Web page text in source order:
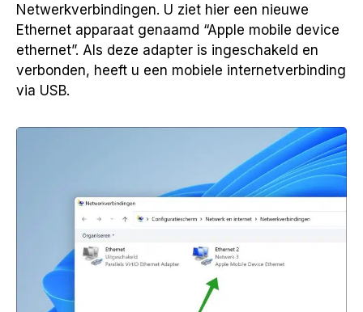
Netwerkverbindingen. U ziet hier een nieuwe
Ethernet apparaat genaamd “Apple mobile device
ethernet”. Als deze adapter is ingeschakeld en
verbonden, heeft u een mobiele internetverbinding
via USB.